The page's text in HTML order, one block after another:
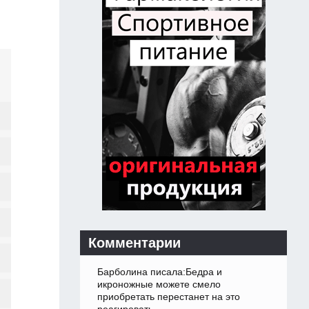
Комментарии
Барболина писала:Бедра и
икроножные можете смело
приобретать перестанет на это